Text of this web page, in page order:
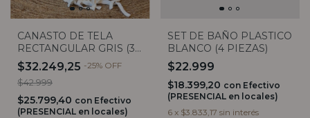
CANASTO DE TELA
RECTANGULAR GRIS (3
tamaños)
$32.249,25 -25% OFF
$42.999
$25.799,40 con Efectivo
(PRESENCIAL en locales)
SET DE BAÑO PLASTICO
BLANCO (4 PIEZAS)
$22.999
$18.399,20 con Efectivo
(PRESENCIAL en locales)
6 x $3.833,17 sin interés